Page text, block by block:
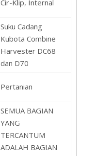
Cir-Klip, Internal
Suku Cadang
Kubota Combine
Harvester DC68
dan D70
Pertanian
SEMUA BAGIAN
YANG
TERCANTUM
ADALAH BAGIAN